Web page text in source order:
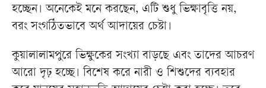
হচ্ছেন। অনেকেই মনে করছেন, এটি শুধু ভিক্ষাবৃত্তি নয়,
বরং সংগঠিতভাবে অর্থ আদায়ের চেষ্টা।
কুয়ালালামপুরে ভিক্ষুকের সংখ্যা বাড়ছে এবং তাদের আচরণ
আরো দৃঢ় হচ্ছে। বিশেষ করে নারী ও শিশুদের ব্যবহার